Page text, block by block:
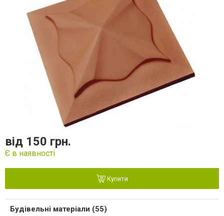
від 150 грн.
Є в наявності
Купити
Будівельні матеріали (55)